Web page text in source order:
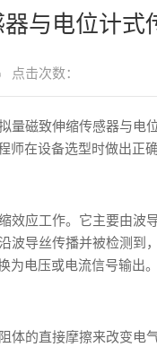
与电位计式
点击次数：
量磁致伸缩传感器与电
师在设备选型时做出正
效应工作。它主要由
波导丝传播并被检测
为电压或电流信号输出
体的直接摩擦来改变